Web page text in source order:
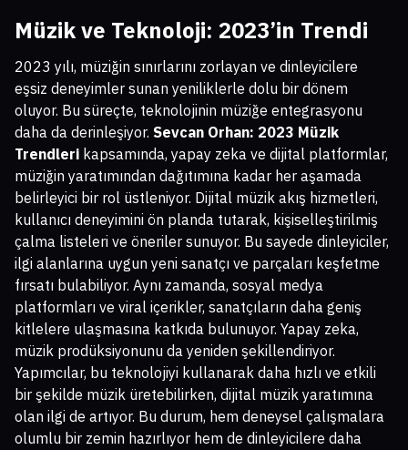
Müzik ve Teknoloji: 2023’in Trendi
2023 yılı, müziğin sınırlarını zorlayan ve dinleyicilere
eşsiz deneyimler sunan yeniliklerle dolu bir dönem
oluyor. Bu süreçte, teknolojinin müziğe entegrasyonu
daha da derinleşiyor. Sevcan Orhan: 2023 Müzik
Trendleri kapsamında, yapay zeka ve dijital platformlar,
müziğin yaratımından dağıtımına kadar her aşamada
belirleyici bir rol üstleniyor. Dijital müzik akış hizmetleri,
kullanıcı deneyimini ön planda tutarak, kişiselleştirilmiş
çalma listeleri ve öneriler sunuyor. Bu sayede dinleyiciler,
ilgi alanlarına uygun yeni sanatçı ve parçaları keşfetme
fırsatı bulabiliyor. Aynı zamanda, sosyal medya
platformları ve viral içerikler, sanatçıların daha geniş
kitlelere ulaşmasına katkıda bulunuyor. Yapay zeka,
müzik prodüksiyonunu da yeniden şekillendiriyor.
Yapımcılar, bu teknolojiyi kullanarak daha hızlı ve etkili
bir şekilde müzik üretebilirken, dijital müzik yaratımına
olan ilgi de artıyor. Bu durum, hem deneysel çalışmalara
olumlu bir zemin hazırlıyor hem de dinleyicilere daha